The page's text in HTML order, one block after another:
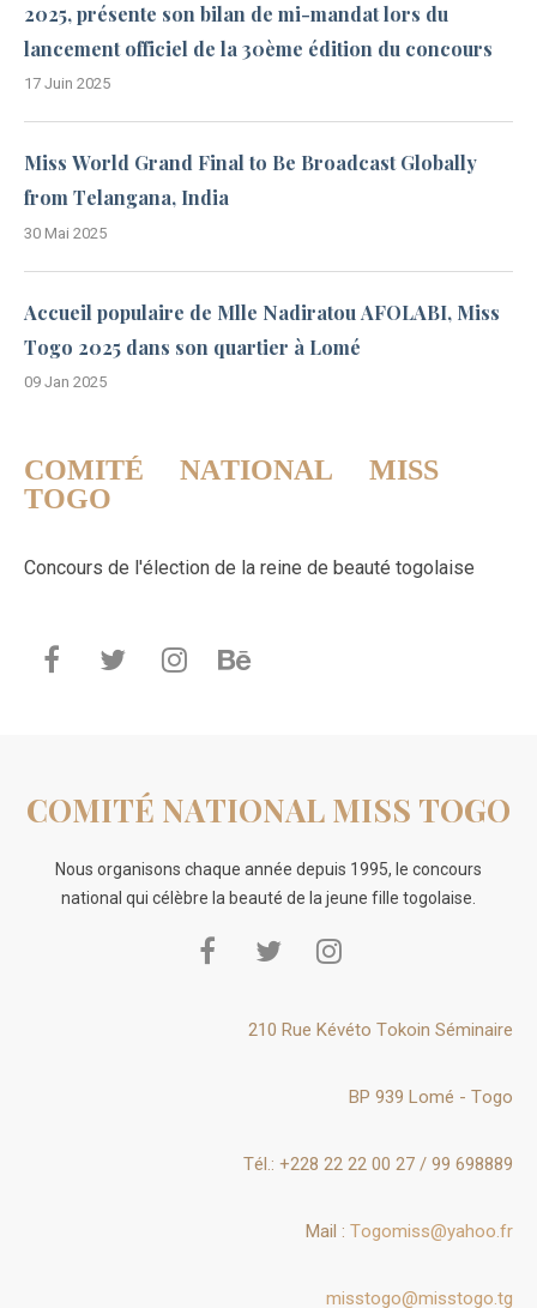
2025, présente son bilan de mi-mandat lors du
lancement officiel de la 30ème édition du concours
17 Juin 2025
Miss World Grand Final to Be Broadcast Globally
from Telangana, India
30 Mai 2025
Accueil populaire de Mlle Nadiratou AFOLABI, Miss
Togo 2025 dans son quartier à Lomé
09 Jan 2025
COMITÉ NATIONAL MISS
TOGO
Concours de l'élection de la reine de beauté togolaise
COMITÉ NATIONAL MISS TOGO
Nous organisons chaque année depuis 1995, le concours
national qui célèbre la beauté de la jeune fille togolaise.
210 Rue Kévéto Tokoin Séminaire
BP 939 Lomé - Togo
Tél.: +228 22 22 00 27 / 99 698889
Mail : Togomiss@yahoo.fr
misstogo@misstogo.tg